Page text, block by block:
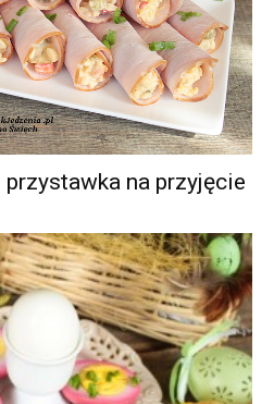
przystawka na przyjęcie